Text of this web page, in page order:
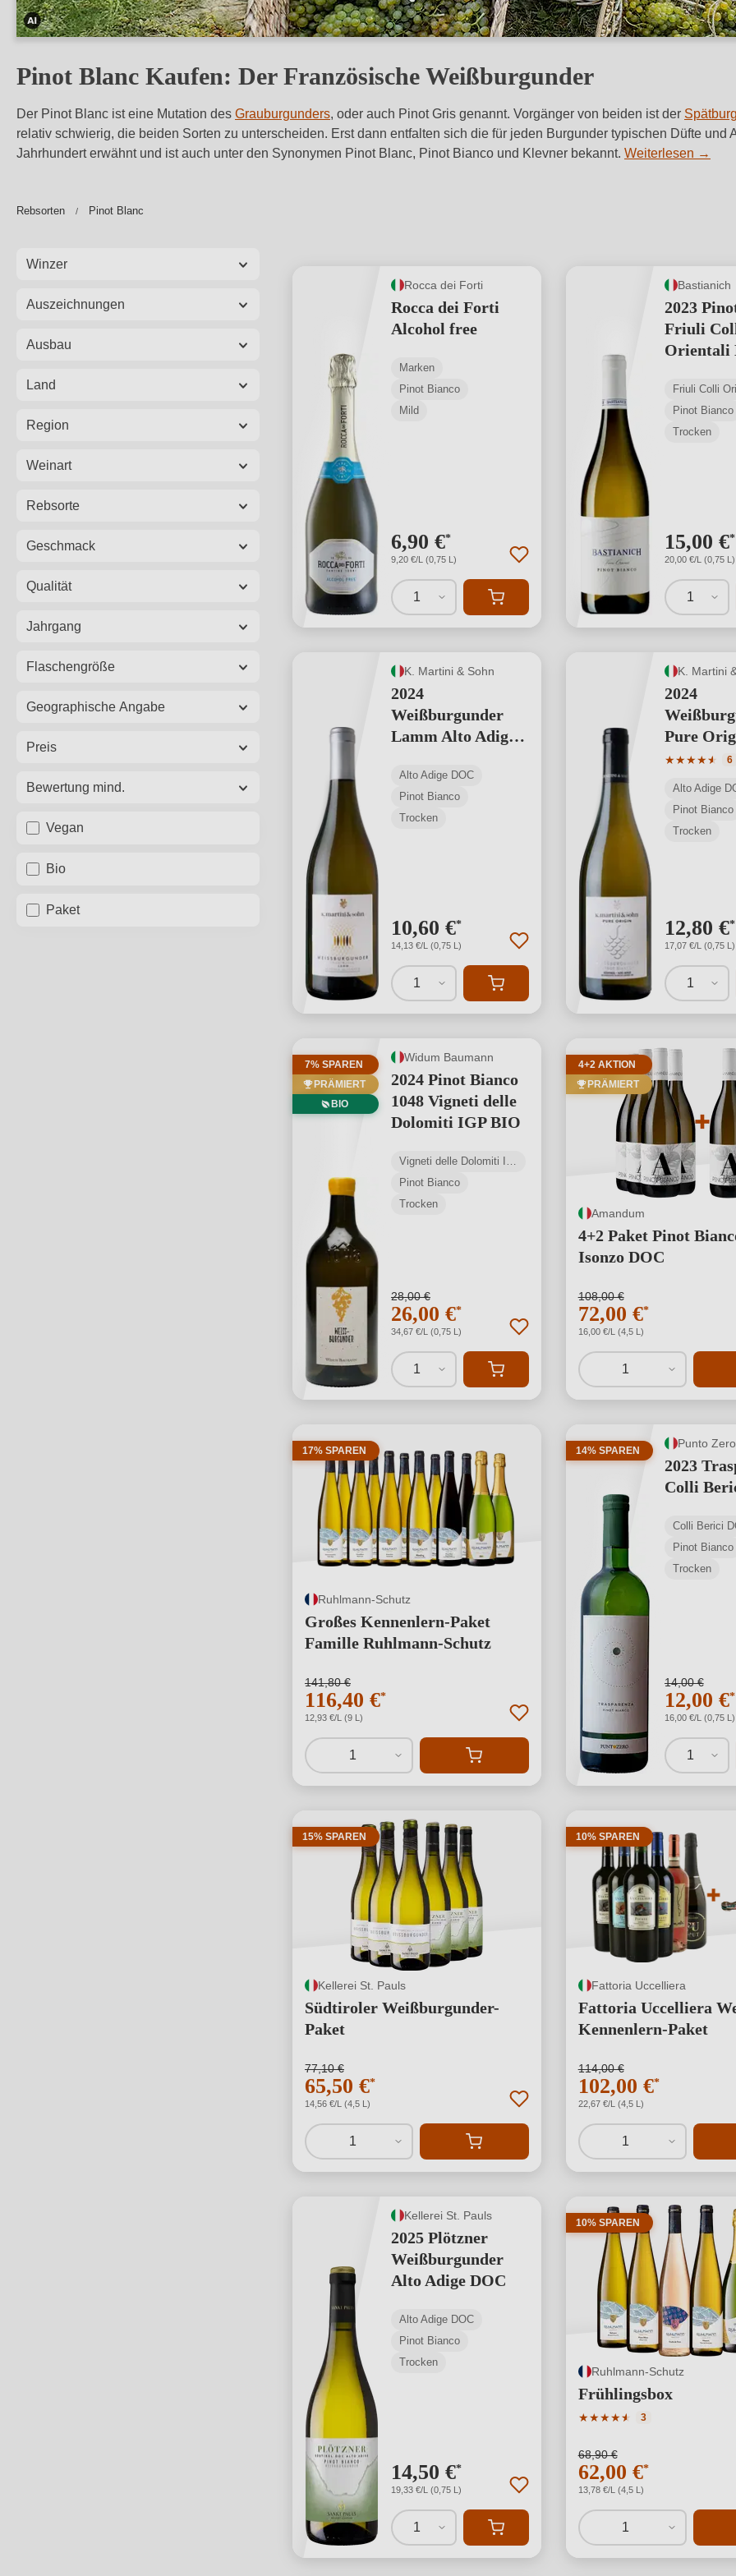
Dieses
wurde
von
KI
verändert.
Pinot Blanc Kaufen: Der Französische Weißburgunder
Der Pinot Blanc ist eine Mutation des Grauburgunders, oder auch Pinot Gris genannt. Vorgänger von beiden ist der
relativ schwierig, die beiden Sorten zu unterscheiden. Erst dann entfalten sich die für jeden Burgunder typischen Düfte und
Jahrhundert erwähnt und ist auch unter den Synonymen Pinot Blanc, Pinot Bianco und Klevner bekannt. Weiterlesen →
Rebsorten Pinot Blanc
Winzer
Auszeichnungen
Ausbau
Land
Region
Weinart
Rebsorte
Geschmack
Qualität
Jahrgang
Flaschengröße
Geographische Angabe
Preis
Bewertung mind.
Vegan
Bio
Paket
Rocca dei Forti
Rocca dei Forti
Alcohol free
Marken
Pinot Bianco
Mild
6,90 €*
9,20 €/L (0,75 L)
1
Bastianich
2023
Friuli
Orientali
Friuli Colli
Pinot Bianco
Trocken
15,00 €*
20,00 €/L (0,75 L)
1
K. Martini & Sohn
2024
Weißburgunder
Lamm Alto Adige
Alto Adige DOC
Pinot Bianco
Trocken
10,60 €*
14,13 €/L (0,75 L)
1
K. Martini
2024
Pure
Adige DOC
★★★★★
★ 6
Alto Adige
Pinot Bianco
Trocken
12,80 €*
17,07 €/L (0,75 L)
1
7% SPAREN
PRÄMIERT
BIO
Widum Baumann
2024 Pinot Bianco
1048 Vigneti delle
Dolomiti IGP BIO
Vigneti delle Dolomiti IGP
Pinot Bianco
Trocken
28,00 €
26,00 €*
34,67 €/L (0,75 L)
1
4+2 AKTION
PRÄMIERT
Amandum
4+2 Paket Pinot
Isonzo DOC
108,00 €
72,00 €*
16,00 €/L (4,5 L)
1
17% SPAREN
Ruhlmann-Schutz
Großes Kennenlern-Paket
Famille Ruhlmann-Schutz
141,80 €
116,40 €*
12,93 €/L (9 L)
1
14% SPAREN
Punto Zero
2023
Colli
Colli Berici
Pinot Bianco
Trocken
14,00 €
12,00 €*
16,00 €/L (0,75 L)
1
15% SPAREN
Kellerei St. Pauls
Südtiroler Weißburgunder-
Paket
77,10 €
65,50 €*
14,56 €/L (4,5 L)
1
10% SPAREN
Fattoria Uccelliera
Fattoria Uccelliera
Kennenlern-Paket
114,00 €
102,00 €*
22,67 €/L (4,5 L)
1
Kellerei St. Pauls
2025 Plötzner
Weißburgunder
Alto Adige DOC
Alto Adige DOC
Pinot Bianco
Trocken
14,50 €*
19,33 €/L (0,75 L)
1
10% SPAREN
Ruhlmann-Schutz
Frühlingsbox
★★★★★
★
Durchschnittliche
3
68,90 €
62,00 €*
13,78 €/L (4,5 L)
1